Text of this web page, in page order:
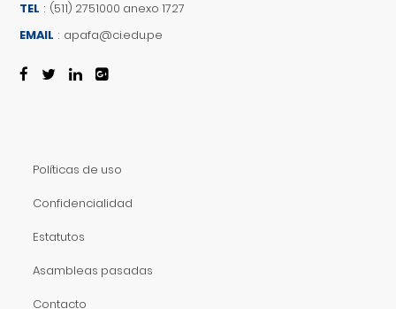
TEL : (511) 2751000 anexo 1727
EMAIL : apafa@ci.edu.pe
Políticas de uso
Confidencialidad
Estatutos
Asambleas pasadas
Contacto